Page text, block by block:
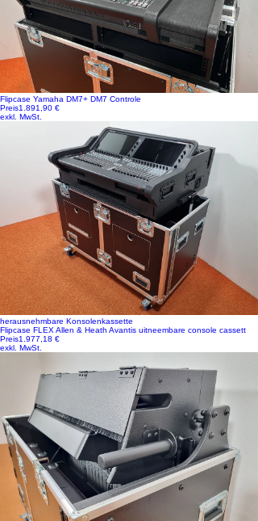
Flipcase Yamaha DM7+ DM7 Controle
Preis1.891,90 €
exkl. MwSt.
herausnehmbare Konsolenkassette
Flipcase FLEX Allen & Heath Avantis uitneembare console cassett
Preis1.977,18 €
exkl. MwSt.